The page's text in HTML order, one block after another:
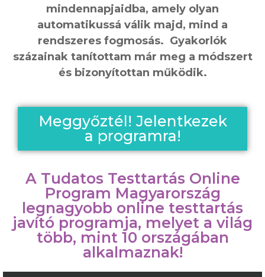
mindennapjaidba, amely olyan
automatikussá válik majd, mind a
rendszeres fogmosás. Gyakorlók
százainak tanítottam már meg a módszert
és bizonyítottan működik.
Meggyőztél! Jelentkezek
a programra!
A Tudatos Testtartás Online
Program Magyarország
legnagyobb online testtartás
javító programja, melyet a világ
több, mint 10 országában
alkalmaznak!